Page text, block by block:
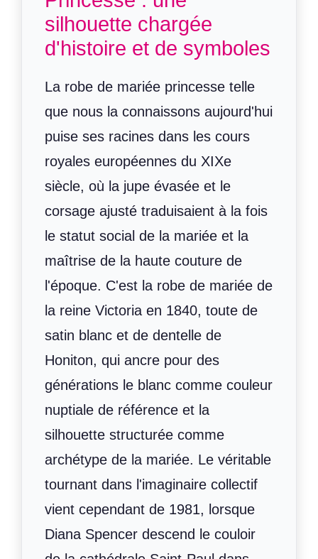
silhouette chargée
d'histoire et de symboles
La robe de mariée princesse telle
que nous la connaissons aujourd'hui
puise ses racines dans les cours
royales européennes du XIXe
siècle, où la jupe évasée et le
corsage ajusté traduisaient à la fois
le statut social de la mariée et la
maîtrise de la haute couture de
l'époque. C'est la robe de mariée de
la reine Victoria en 1840, toute de
satin blanc et de dentelle de
Honiton, qui ancre pour des
générations le blanc comme couleur
nuptiale de référence et la
silhouette structurée comme
archétype de la mariée. Le véritable
tournant dans l'imaginaire collectif
vient cependant de 1981, lorsque
Diana Spencer descend le couloir